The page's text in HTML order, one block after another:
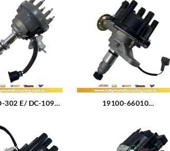
302 E/ DC-109
–
8CIL TAPA DC-
19100-66010
MACHITO 1FZ-F M4.5L (92-
09) 6CIL CARBURADO